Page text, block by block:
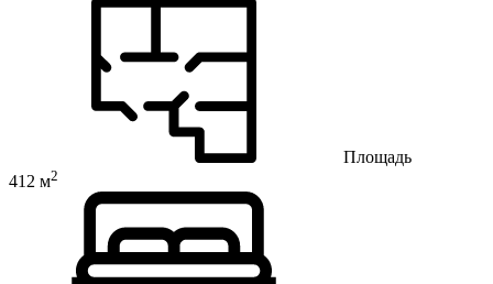
Площадь
412 м2